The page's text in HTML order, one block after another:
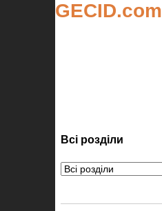
GECID.com
Всі розділи